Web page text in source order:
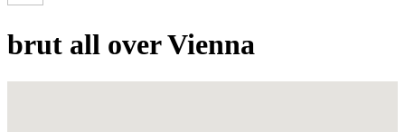
brut all over Vienna